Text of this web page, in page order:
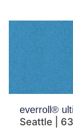
everroll®
Seattle |